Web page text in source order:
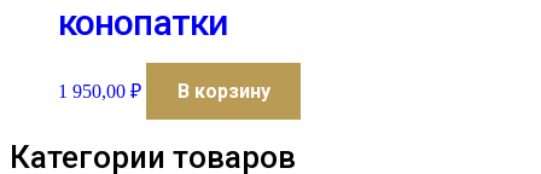
конопатки
1 950,00 ₽ В корзину
Категории товаров